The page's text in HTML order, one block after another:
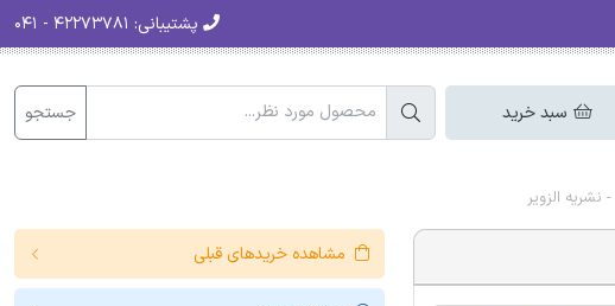
پشتیبانی:
سبد خرید جستجو
الزویر
مشاهده خریدهای قبلی